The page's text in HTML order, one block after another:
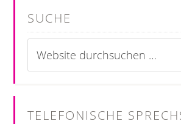
SUCHE
TELEFONISCHE